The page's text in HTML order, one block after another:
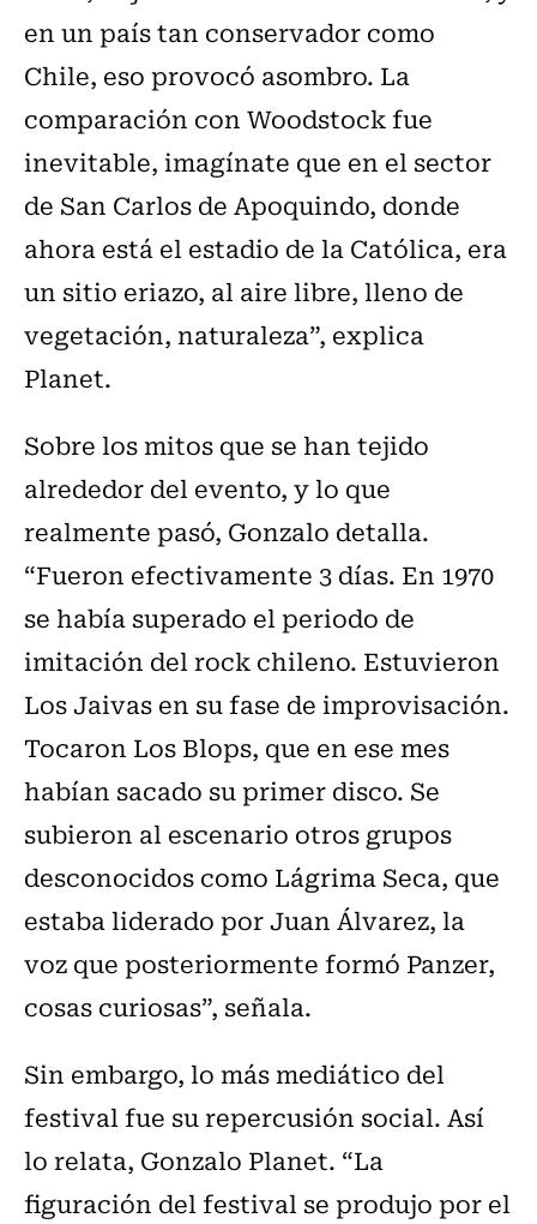
en un país tan conservador como
Chile, eso provocó asombro. La
comparación con Woodstock fue
inevitable, imagínate que en el sector
de San Carlos de Apoquindo, donde
ahora está el estadio de la Católica, era
un sitio eriazo, al aire libre, lleno de
vegetación, naturaleza”, explica
Planet.
Sobre los mitos que se han tejido
alrededor del evento, y lo que
realmente pasó, Gonzalo detalla.
“Fueron efectivamente 3 días. En 1970
se había superado el periodo de
imitación del rock chileno. Estuvieron
Los Jaivas en su fase de improvisación.
Tocaron Los Blops, que en ese mes
habían sacado su primer disco. Se
subieron al escenario otros grupos
desconocidos como Lágrima Seca, que
estaba liderado por Juan Álvarez, la
voz que posteriormente formó Panzer,
cosas curiosas”, señala.
Sin embargo, lo más mediático del
festival fue su repercusión social. Así
lo relata, Gonzalo Planet. “La
figuración del festival se produjo por el